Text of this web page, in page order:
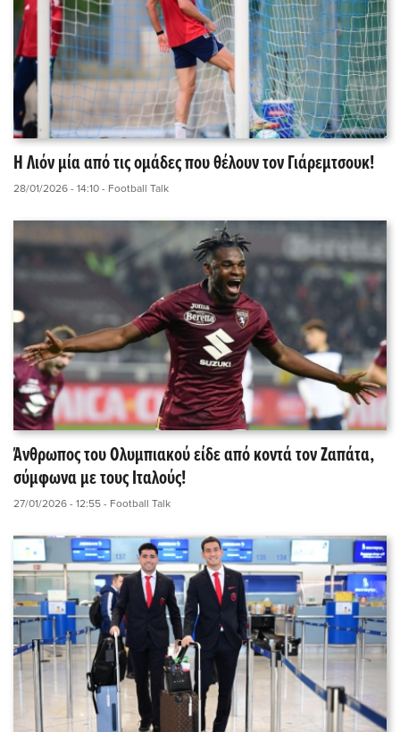
Η Λιόν μία από τις ομάδες που θέλουν τον Γιάρεμτσουκ!
28/01/2026 - 14:10 - Football Talk
Άνθρωπος του Ολυμπιακού είδε από κοντά τον Ζαπάτα,
σύμφωνα με τους Ιταλούς!
27/01/2026 - 12:55 - Football Talk